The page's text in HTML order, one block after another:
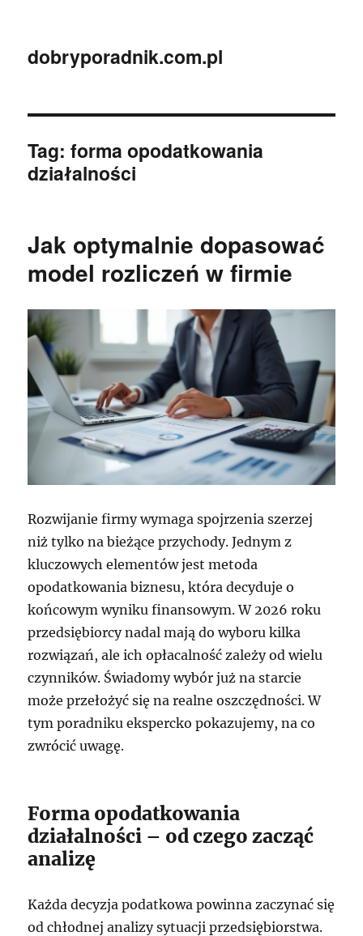
dobryporadnik.com.pl
Tag:forma opodatkowania
działalności
Jak optymalnie dopasować
model rozliczeń w firmie
Rozwijanie firmy wymaga spojrzenia szerzej
niż tylko na bieżące przychody. Jednym z
kluczowych elementów jest metoda
opodatkowania biznesu, która decyduje o
końcowym wyniku finansowym. W 2026 roku
przedsiębiorcy nadal mają do wyboru kilka
rozwiązań, ale ich opłacalność zależy od wielu
czynników. Świadomy wybór już na starcie
może przełożyć się na realne oszczędności. W
tym poradniku ekspercko pokazujemy, na co
zwrócić uwagę.
Forma opodatkowania
działalności – od czego zacząć
analizę
Każda decyzja podatkowa powinna zaczynać się
od chłodnej analizy sytuacji przedsiębiorstwa.